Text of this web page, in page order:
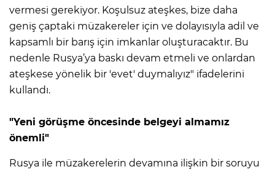
vermesi gerekiyor. Koşulsuz ateşkes, bize daha
geniş çaptaki müzakereler için ve dolayısıyla adil ve
kapsamlı bir barış için imkanlar oluşturacaktır. Bu
nedenle Rusya’ya baskı devam etmeli ve onlardan
ateşkese yönelik bir 'evet' duymalıyız" ifadelerini
kullandı.
"Yeni görüşme öncesinde belgeyi almamız
önemli"
Rusya ile müzakerelerin devamına ilişkin bir soruyu